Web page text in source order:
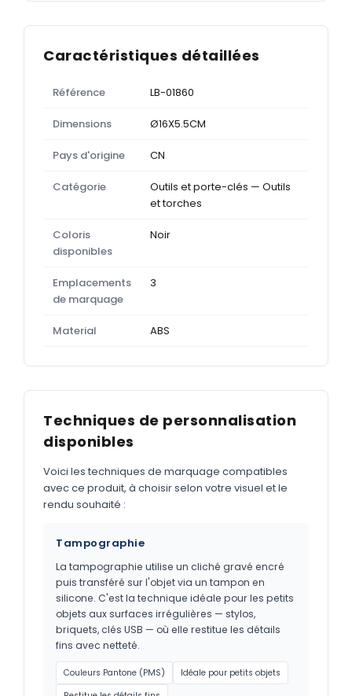
Caractéristiques détaillées
Référence LB-01860
Dimensions Ø16X5.5CM
Pays d'origine CN
Catégorie
Outils et porte-clés — Outils
et torches
Coloris
disponibles
Noir
Emplacements
de marquage
3
Material ABS
Techniques de personnalisation
disponibles
Voici les techniques de marquage compatibles
avec ce produit, à choisir selon votre visuel et le
rendu souhaité :
Tampographie
La tampographie utilise un cliché gravé encré
puis transféré sur l'objet via un tampon en
silicone. C'est la technique idéale pour les petits
objets aux surfaces irrégulières — stylos,
briquets, clés USB — où elle restitue les détails
fins avec netteté.
Couleurs Pantone (PMS)
Idéale pour petits objets